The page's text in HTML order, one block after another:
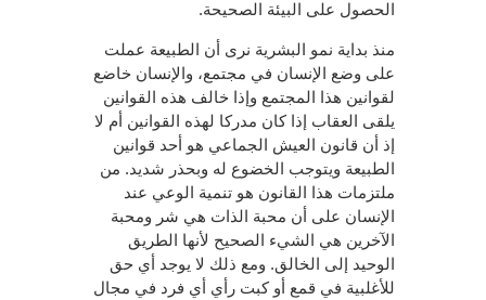
الحصول على البيئة الصحيحة.
منذ بداية نمو البشرية نرى أن الطبيعة عملت
على وضع الإنسان في مجتمع، والإنسان خاضع
لقوانين هذا المجتمع وإذا خالف هذه القوانين
يلقى العقاب إذا كان مدركا لهذه القوانين أم لا
إذ أن قانون العيش الجماعي هو أحد قوانين
الطبيعة ويتوجب الخضوع له وبحذر شديد. من
ملتزمات هذا القانون هو تنمية الوعي عند
الإنسان على أن محبة الذات هي شر ومحبة
الآخرين هي الشيء الصحيح لأنها الطريق
الوحيد إلى الخالق. ومع ذلك لا يوجد أي حق
للأغلبية في قمع أو كبت رأي أي فرد في مجال